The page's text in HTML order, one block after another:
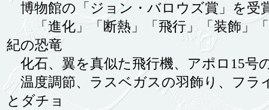
博物館の「ジョン・バロウズ賞」を受
「進化」「断熱」「飛行」「装飾」「
紀の恐竜
化石、翼を真似た飛行機、アポロ15号
温度調節、ラスベガスの羽飾り、フラ
とダチョ